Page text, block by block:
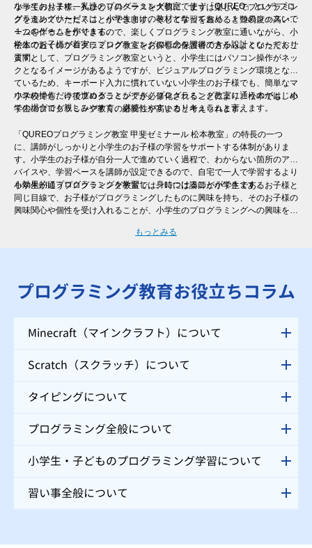
なっております。私達のプログラミング教室で使う「QUREO」というプロ
グラミングサービスは、小学生向けの教材となっており、１つのレッスンで
１つのゲームを作ります。
小学生のお子様一人ひとりのペースを大切に、まずは楽しんでプログラミン
グを進めていただくことができます。そして学習を進めると難易度の高いゲ
ームを作ることができるので、楽しくプログラミング教室に通いながら、小
学生のお子様が着実にプログラミングの概念を習得できる設計となっており
ます。
松本で近くのプログラミング教室をお探しの保護者の方からよくいただくご
質問として、プログラミング教室というと、小学生にはパソコン操作がネッ
クとなるイメージがあるようですが、ビジュアルプログラミング環境となっ
ているため、キーボード入力に慣れていない小学生のお子様でも、簡単なマ
ウスの操作だけで進めることができ、プログラミング教室に通うのがはじめ
ての場合でも親しみやすく、継続しやすいカリキュラムと言えます。
小学校でも、今後プログラミングが必修化されることにより、松本でも、小
学生のプログラミング教育の必要性が高まると考えられます。
「QUREOプログラミング教室 甲斐ゼミナール 松本教室」の特長の一つ
に、講師がしっかりと小学生のお子様の学習をサポートする体制がありま
す。小学生のお子様が自分一人で進めていく過程で、わからない箇所のアド
バイスや、学習ペースを講師が設定できるので、自宅で一人で学習するより
も効果的にプログラミングを学習し、身につけることができます。
小学生が通うプログラミング教室では、時には講師が小学生であるお子様と
同じ目線で、お子様がプログラミングしたものに興味を持ち、そのお子様の
興味関心や個性を受け入れることが、小学生のプログラミングへの興味を継
度に合わせた個別指導を行う「QUREOプログラミング教室 甲斐ゼミナール
もっとみる
プログラミング教育お役立ちコラム
Minecraft（マインクラフト）について
Scratch（スクラッチ）について
タイピングについて
プログラミング全般について
小学生・子どものプログラミング学習について
習い事全般について